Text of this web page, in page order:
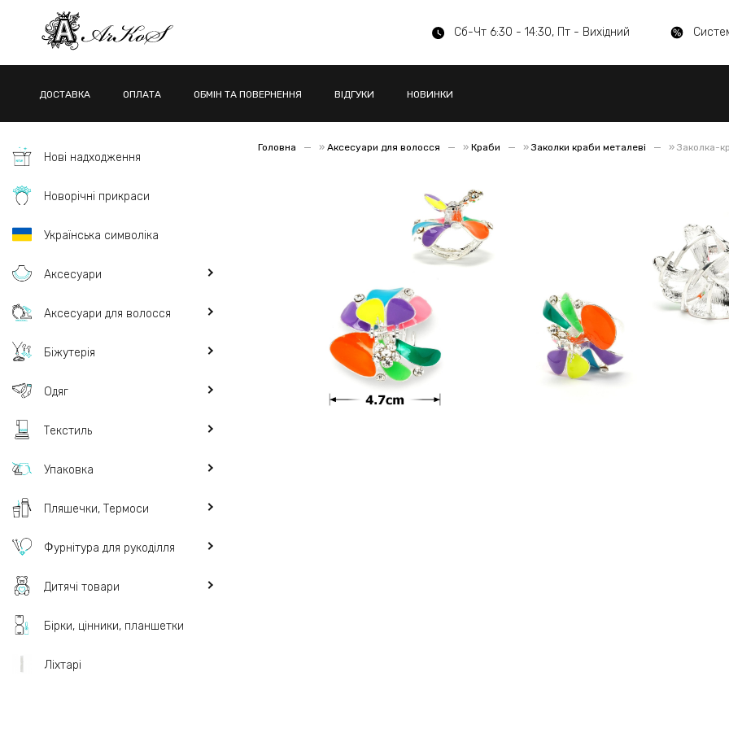
Сб-Чт 6:30 - 14:30, Пт - Вихідний
ДОСТАВКА ОПЛАТА ОБМІН ТА ПОВЕРНЕННЯ ВІДГУКИ НОВИНКИ
Нові надходження
Новорічні прикраси
Українська символіка
Аксесуари
Аксесуари для волосся
Біжутерія
Одяг
Текстиль
Упаковка
Пляшечки, Термоси
Фурнітура для рукоділля
Дитячі товари
Бірки, цінники, планшетки
Ліхтарі
Головна » Аксесуари для волосся » Краби »Заколки краби металеві » Заколка-